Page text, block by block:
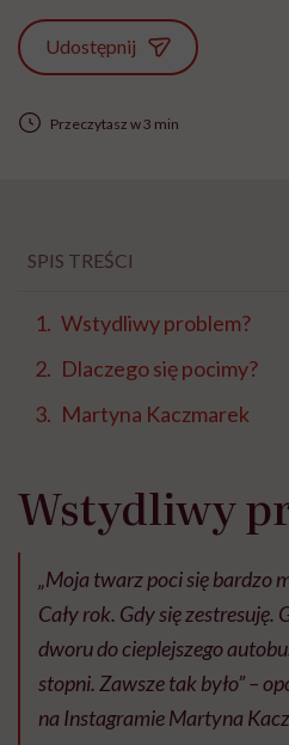
Udostępnij
Przeczytasz w 3 min
SPIS TREŚCI
Wstydliwy problem?
Dlaczego się pocimy?
Martyna Kaczmarek
Wstydliwy
„Moja twarz poci się bardzo
Cały rok. Gdy się zestresuję.
dworu do cieplejszego
stopni. Zawsze tak było” –
na Instagramie Martyna